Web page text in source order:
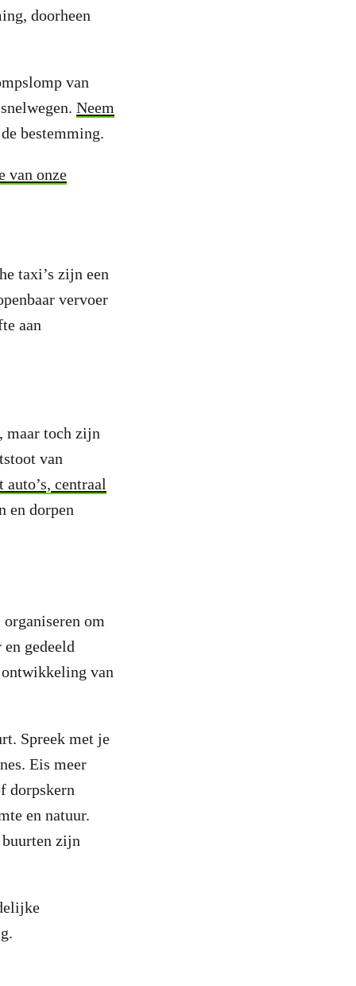
doorheen
van
Neem
bestemming.
van onze
taxi’s zijn een
vervoer
aan
maar toch zijn
van
centraal
en dorpen
om
gedeeld
van
Spreek met je
Eis meer
dorpskern
en natuur.
zijn